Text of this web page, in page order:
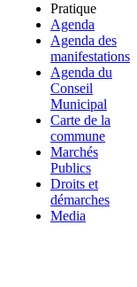
Pratique
Agenda
Agenda des
manifestations
Agenda du
Conseil
Municipal
Carte de la
commune
Marchés
Publics
Droits et
démarches
Media